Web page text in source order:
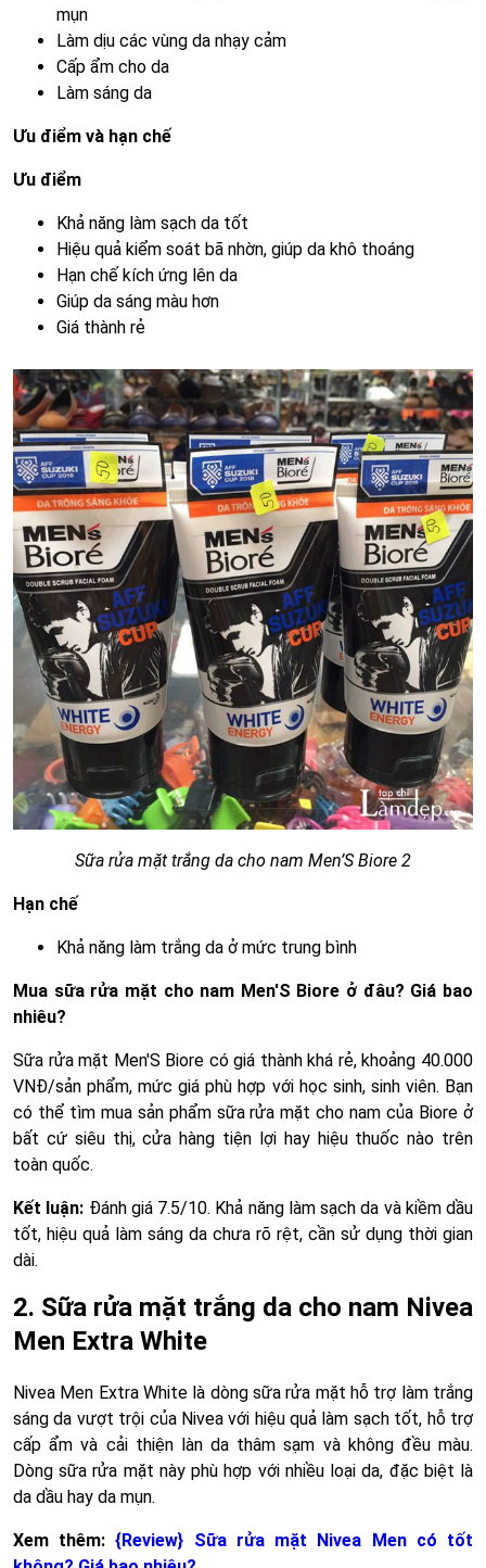
mụn
Làm dịu các vùng da nhạy cảm
Cấp ẩm cho da
Làm sáng da
Ưu điểm và hạn chế
Ưu điểm
Khả năng làm sạch da tốt
Hiệu quả kiểm soát bã nhờn, giúp da khô thoáng
Hạn chế kích ứng lên da
Giúp da sáng màu hơn
Giá thành rẻ
Sữa rửa mặt trắng da cho nam Men’S Biore 2
Hạn chế
Khả năng làm trắng da ở mức trung bình
Mua sữa rửa mặt cho nam Men'S Biore ở đâu? Giá bao
nhiêu?
Sữa rửa mặt Men'S Biore có giá thành khá rẻ, khoảng 40.000
VNĐ/sản phẩm, mức giá phù hợp với học sinh, sinh viên. Bạn
có thể tìm mua sản phẩm sữa rửa mặt cho nam của Biore ở
bất cứ siêu thị, cửa hàng tiện lợi hay hiệu thuốc nào trên
toàn quốc.
Kết luận: Đánh giá 7.5/10. Khả năng làm sạch da và kiềm dầu
tốt, hiệu quả làm sáng da chưa rõ rệt, cần sử dụng thời gian
dài.
2. Sữa rửa mặt trắng da cho nam Nivea
Men Extra White
Nivea Men Extra White là dòng sữa rửa mặt hỗ trợ làm trắng
sáng da vượt trội của Nivea với hiệu quả làm sạch tốt, hỗ trợ
cấp ẩm và cải thiện làn da thâm sạm và không đều màu.
Dòng sữa rửa mặt này phù hợp với nhiều loại da, đặc biệt là
da dầu hay da mụn.
Xem thêm:{Review} Sữa rửa mặt Nivea Men có tốt